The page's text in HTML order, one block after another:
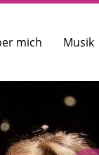
mich Musik